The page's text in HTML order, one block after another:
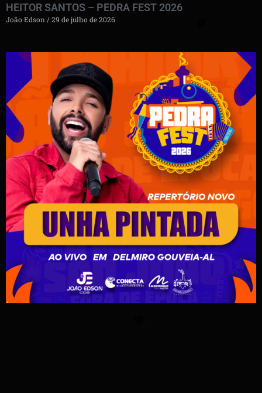
HEITOR SANTOS – PEDRA FEST 2026
João Edson 29 de julho de 2026